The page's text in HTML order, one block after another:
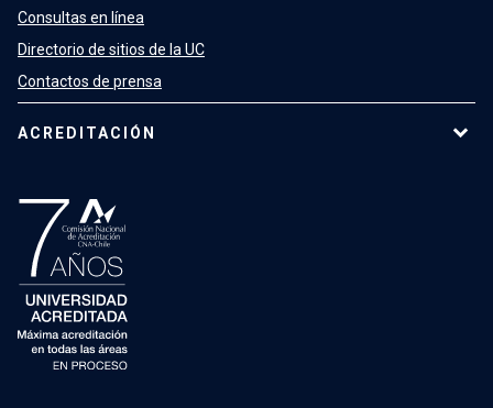
Consultas en línea
Directorio de sitios de la UC
Contactos de prensa
ACREDITACIÓN